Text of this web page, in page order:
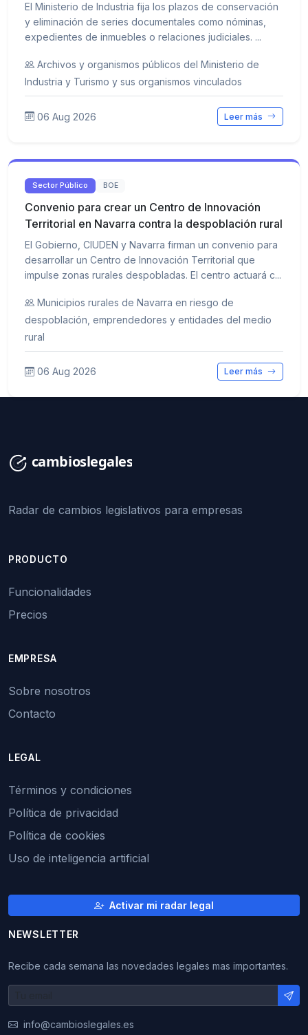
El Ministerio de Industria fija los plazos de conservación
y eliminación de series documentales como nóminas,
expedientes de inmuebles o relaciones judiciales. ...
Archivos y organismos públicos del Ministerio de
Industria y Turismo y sus organismos vinculados
06 Aug 2026 Leer más
Sector Público BOE
Convenio para crear un Centro de Innovación
Territorial en Navarra contra la despoblación rural
El Gobierno, CIUDEN y Navarra firman un convenio para
desarrollar un Centro de Innovación Territorial que
impulse zonas rurales despobladas. El centro actuará c...
Municipios rurales de Navarra en riesgo de
despoblación, emprendedores y entidades del medio
rural
06 Aug 2026 Leer más
Radar de cambios legislativos para empresas
PRODUCTO
Funcionalidades
Precios
EMPRESA
Sobre nosotros
Contacto
LEGAL
Términos y condiciones
Política de privacidad
Política de cookies
Uso de inteligencia artificial
Activar mi radar legal
NEWSLETTER
Recibe cada semana las novedades legales mas importantes.
info@cambioslegales.es